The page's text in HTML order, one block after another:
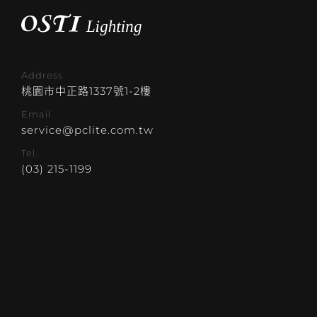
Address
桃園市中正路1337號1-2樓
Email
service@pclite.com.tw
Tel.
(03) 215-1199